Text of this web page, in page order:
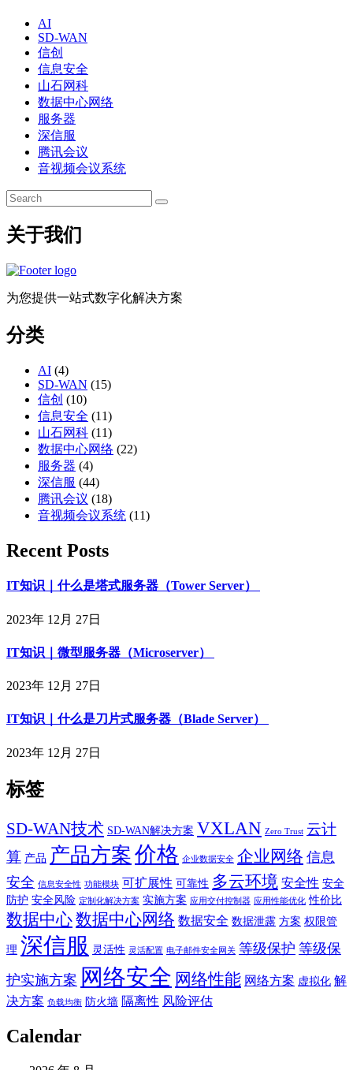
AI
SD-WAN
信创
信息安全
山石网科
数据中心网络
服务器
深信服
腾讯会议
音视频会议系统
关于我们
为您提供一站式数字化解决方案
分类
AI (4)
SD-WAN (15)
信创 (10)
信息安全 (11)
山石网科 (11)
数据中心网络 (22)
服务器 (4)
深信服 (44)
腾讯会议 (18)
音视频会议系统 (11)
Recent Posts
IT知识｜什么是塔式服务器（Tower Server）
2023年 12月 27日
IT知识｜微型服务器（Microserver）
2023年 12月 27日
IT知识｜什么是刀片式服务器（Blade Server）
2023年 12月 27日
标签
SD-WAN技术 SD-WAN解决方案 VXLAN Zero Trust 云计
算 产品 产品方案价格 企业数据安全 企业网络 信息
安全 信息安全性 功能模块 可扩展性 可靠性 多云环境 安全性 安全
防护 安全风险 定制化解决方案 实施方案 应用交付控制器 应用性能优化 性价比
数据中心数据中心网络 数据安全 数据泄露 方案 权限管
理 深信服 灵活性 灵活配置 电子邮件安全网关 等级保护 等级保
护实施方案 网络安全 网络性能 网络方案 虚拟化 解
决方案 负载均衡 防火墙 隔离性 风险评估
Calendar